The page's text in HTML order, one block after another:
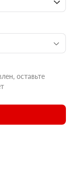
оставьте